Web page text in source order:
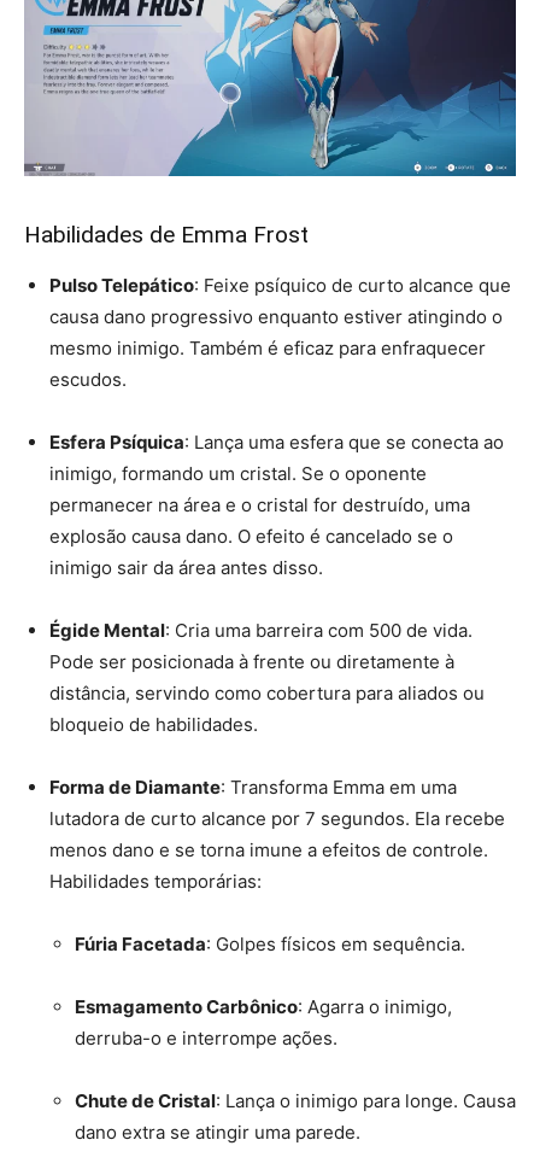
Habilidades de Emma Frost
Pulso Telepático: Feixe psíquico de curto alcance que
causa dano progressivo enquanto estiver atingindo o
mesmo inimigo. Também é eficaz para enfraquecer
escudos.
Esfera Psíquica: Lança uma esfera que se conecta ao
inimigo, formando um cristal. Se o oponente
permanecer na área e o cristal for destruído, uma
explosão causa dano. O efeito é cancelado se o
inimigo sair da área antes disso.
Égide Mental: Cria uma barreira com 500 de vida.
Pode ser posicionada à frente ou diretamente à
distância, servindo como cobertura para aliados ou
bloqueio de habilidades.
Forma de Diamante: Transforma Emma em uma
lutadora de curto alcance por 7 segundos. Ela recebe
menos dano e se torna imune a efeitos de controle.
Habilidades temporárias:
Fúria Facetada: Golpes físicos em sequência.
Esmagamento Carbônico: Agarra o inimigo,
derruba-o e interrompe ações.
Chute de Cristal: Lança o inimigo para longe. Causa
dano extra se atingir uma parede.